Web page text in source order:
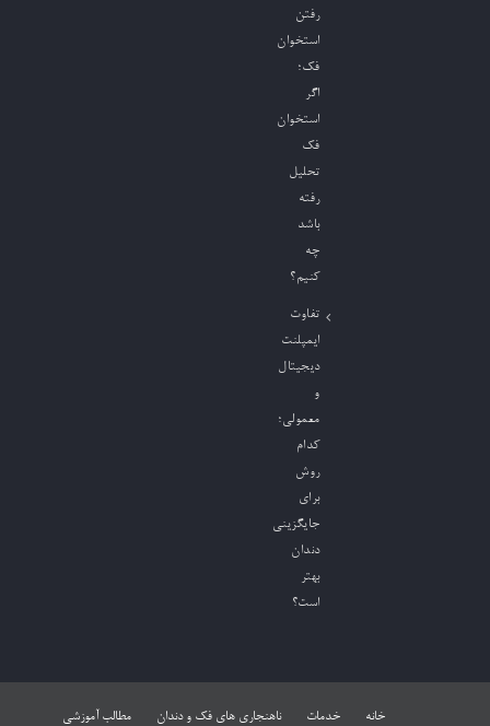
رفتن
استخوان
فک؛
اگر
استخوان
فک
تحلیل
رفته
باشد
چه
کنیم؟
تفاوت
ایمپلنت
دیجیتال
و
معمولی؛
کدام
روش
برای
جایگزینی
دندان
بهتر
است؟
خانه خدمات ناهنجاری های فک و دندان مطالب آموزشی